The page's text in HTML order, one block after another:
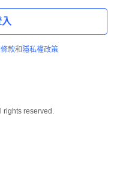
款和 隱私權政策
rights reserved.